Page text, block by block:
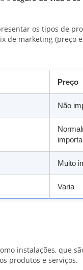
os tipos de
de marketing (preço
Preço
Não
Muito
Varia
instalações, que
produtos e serviços.